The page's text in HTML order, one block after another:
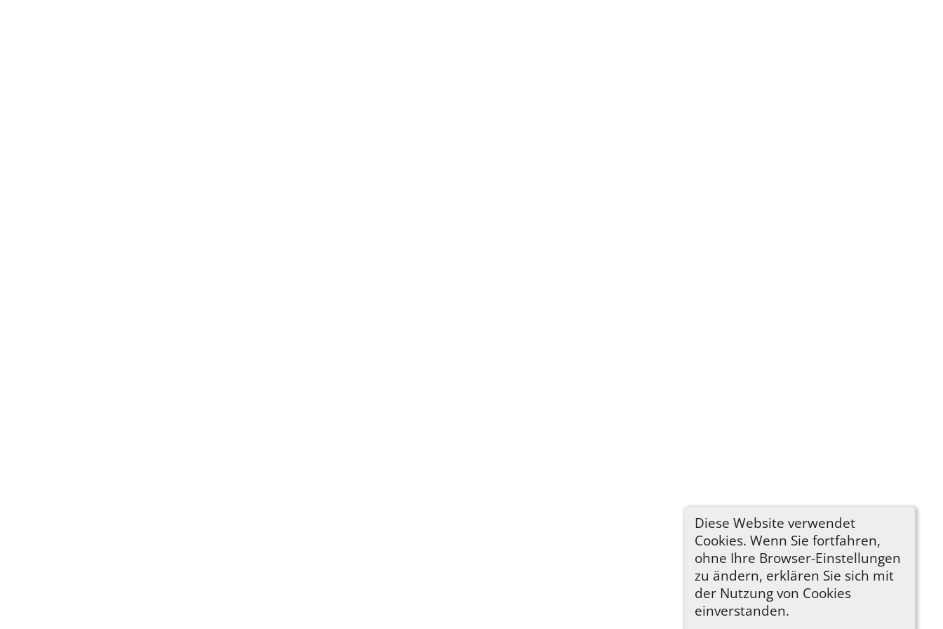
Diese Website verwendet
Cookies. Wenn Sie fortfahren,
ohne Ihre Browser-Einstellungen
zu ändern, erklären Sie sich mit
der Nutzung von Cookies
einverstanden.